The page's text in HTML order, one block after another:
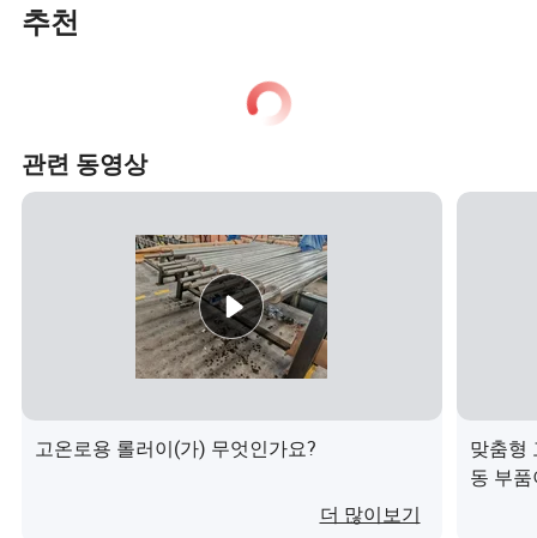
MOQ
0.001MM
ISO9001/ISO14001/IATF16949
30% 입금 + 70% 잔액
추천
관련 동영상
고온로용 롤러이(가) 무엇인가요?
더 많이보기
맞춤형
동 부